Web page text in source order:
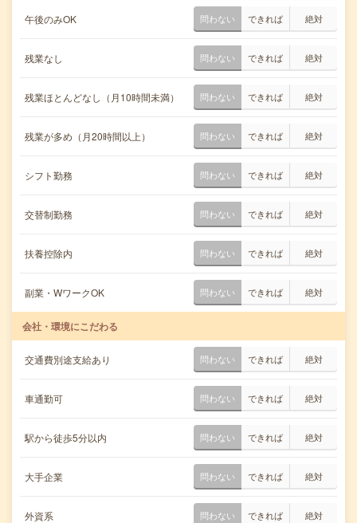
午後のみOK 問わない できれば 絶対
残業なし 問わない できれば 絶対
残業ほとんどなし（月10時間未満） 問わない できれば 絶対
残業が多め（月20時間以上） 問わない できれば 絶対
シフト勤務 問わない できれば 絶対
交替制勤務 問わない できれば 絶対
扶養控除内 問わない できれば 絶対
副業・WワークOK 問わない できれば 絶対
会社・環境にこだわる
交通費別途支給あり 問わない できれば 絶対
車通勤可 問わない できれば 絶対
駅から徒歩5分以内 問わない できれば 絶対
大手企業 問わない できれば 絶対
外資系 問わない できれば 絶対